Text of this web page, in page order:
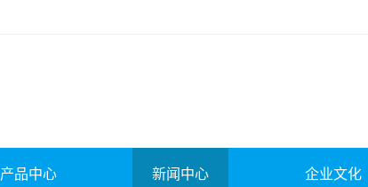
产品中心 新闻中心 企业文化